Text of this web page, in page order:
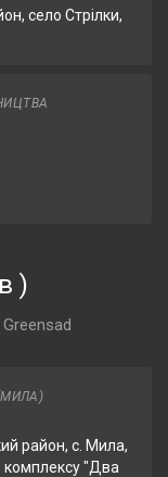
село Стрілки,
)
район, с. Мила,
комплексу "Два